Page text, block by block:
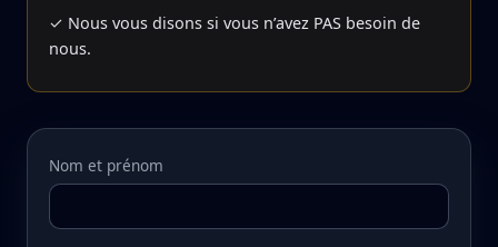
✓ Nous vous disons si vous n’avez PAS besoin de
nous.
Nom et prénom